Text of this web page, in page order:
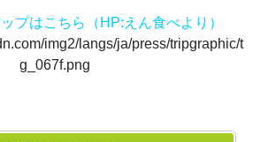
プはこちら（HP:えん食べより）
img2/langs/ja/press/tripgraphic/t
g_067f.png